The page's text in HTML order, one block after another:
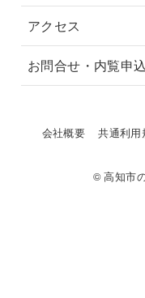
アクセス
お問合せ・内覧申込
会社概要 共通利用
© 高知市